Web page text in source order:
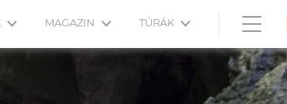
MAGAZIN TÚRÁK